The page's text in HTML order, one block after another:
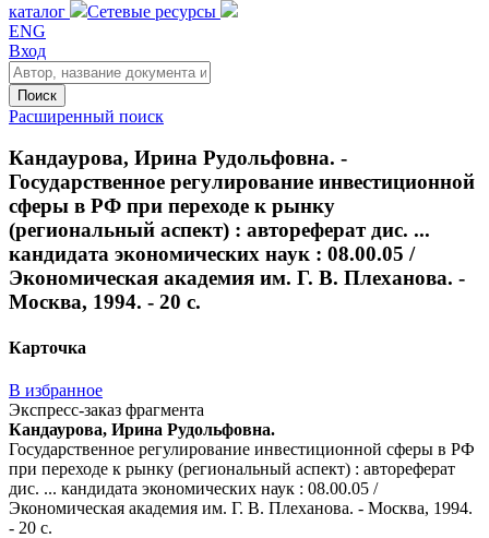
каталог
Сетевые ресурсы
ENG
Вход
Поиск
Расширенный поиск
Кандаурова, Ирина Рудольфовна. -
Государственное регулирование инвестиционной
сферы в РФ при переходе к рынку
(региональный аспект) : автореферат дис. ...
кандидата экономических наук : 08.00.05 /
Экономическая академия им. Г. В. Плеханова. -
Москва, 1994. - 20 с.
Карточка
В избранное
Экспресс-заказ фрагмента
Кандаурова, Ирина Рудольфовна.
Государственное регулирование инвестиционной сферы в РФ
при переходе к рынку (региональный аспект) : автореферат
дис. ... кандидата экономических наук : 08.00.05 /
Экономическая академия им. Г. В. Плеханова. - Москва, 1994.
- 20 с.